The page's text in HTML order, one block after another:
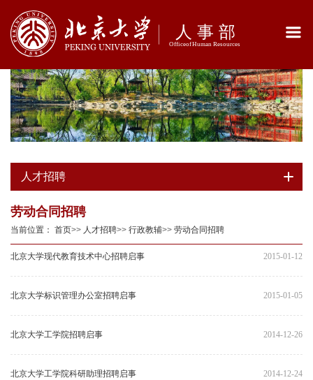
人才招聘
劳动合同招聘
当前位置： 首页>> 人才招聘>> 行政教辅>> 劳动合同招聘
2015-01-12
北京大学现代教育技术中心招聘启事
2015-01-05
北京大学标识管理办公室招聘启事
2014-12-26
北京大学工学院招聘启事
2014-12-24
北京大学工学院科研助理招聘启事